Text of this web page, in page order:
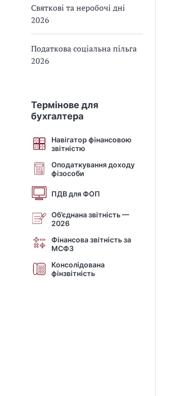
Святкові та неробочі дні
2026
Податкова соціальна пільга
2026
Термінове для
бухгалтера
Навігатор фінансовою
звітністю
Оподаткування доходу
фізособи
ПДВ для ФОП
Об’єднана звітність —
2026
Фінансова звітність за
МСФЗ
Консолідована
фінзвітність